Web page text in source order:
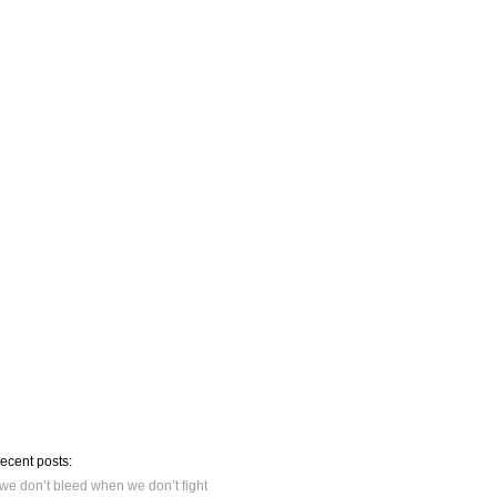
posts:
we don’t bleed when we don’t fight